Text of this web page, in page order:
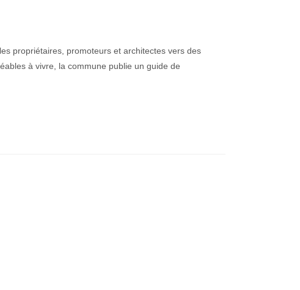
propriétaires, promoteurs et architectes vers des
à vivre, la commune publie un guide de